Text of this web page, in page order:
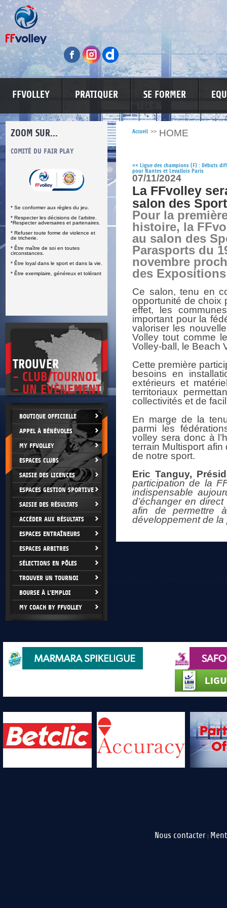
FFVOLLEY PRATIQUER SE FORMER
ZOOM SUR...
COMITÉ DU FAIR PLAY
* Se conformer aux règles du jeu.
* Respecter les décisions de l’arbitre.
*Respecter adversaires et partenaires.
* Refuser toute forme de violence et
de tricherie.
* Être maître de soi en toutes
circonstances.
* Être loyal dans le sport et dans la vie.
* Être exemplaire, généreux et tolérant
LUTTE CONTRE LES VIOLENCES
TROUVER
- CLUB/TOURNOI
- UN EVÈNEMENT
BOUTIQUE OFFICIELLE
APPEL À BÉNÉVOLES
MY FFVOLLEY
ESPACES CLUBS
SAISIE DES LICENCES
ESPACES GESTION SPORTIVE
SAISIE DES RÉSULTATS
ACCÉDER AUX RÉSULTATS
ESPACES ENTRAÎNEURS
ESPACES ARBITRES
SÉLECTIONS EN PÔLES
TROUVER UN TOURNOI
BOURSE À L'EMPLOI
MY COACH BY FFVOLLEY
Accueil >> HOME
<< Ligue des champions (F) : Débuts
pour Nantes et Levallois Paris
07/11/2024
La FFvolley
salon des
Pour la
histoire, la
au salon des
Parasports du
novembre
des
Ce salon, tenu en
opportunité de choix
effet, les
important pour la
valoriser les
Volley tout comme
Volley-ball, le Beach
Cette première
besoins en
extérieurs et
territoriaux
collectivités et de
En marge de la
parmi les
volley sera donc à
terrain Multisport
de notre sport.
Eric Tanguy,
participation de la
indispensable
d’échanger en
afin de permettre
développement de
Nous contacter |